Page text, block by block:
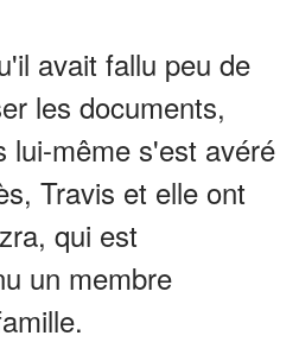
avait fallu peu de
les documents,
lui-même s'est avéré
Travis et elle ont
qui est
un membre